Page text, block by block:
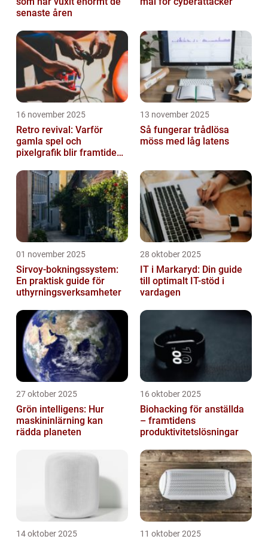
senaste åren
16 november 2025
Retro revival: Varför
gamla spel och
pixelgrafik blir framtidens
13 november 2025
Så fungerar trådlösa
möss med låg latens
01 november 2025
Sirvoy-bokningssystem:
En praktisk guide för
uthyrningsverksamheter
28 oktober 2025
IT i Markaryd: Din guide
till optimalt IT-stöd i
vardagen
27 oktober 2025
Grön intelligens: Hur
maskininlärning kan
rädda planeten
16 oktober 2025
Biohacking för anställda
– framtidens
produktivitetslösningar
14 oktober 2025 11 oktober 2025